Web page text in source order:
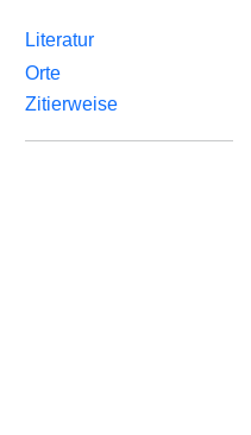
Literatur
Orte
Zitierweise